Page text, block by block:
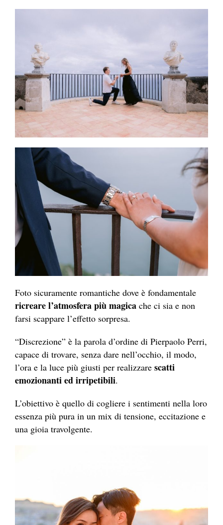
Foto sicuramente romantiche dove è fondamentale
ricreare l’atmosfera più magica che ci sia e non
farsi scappare l’effetto sorpresa.
“Discrezione” è la parola d’ordine di Pierpaolo Perri,
capace di trovare, senza dare nell’occhio, il modo,
l’ora e la luce più giusti per realizzare scatti
emozionanti ed irripetibili.
L’obiettivo è quello di cogliere i sentimenti nella loro
essenza più pura in un mix di tensione, eccitazione e
una gioia travolgente.